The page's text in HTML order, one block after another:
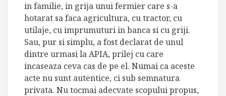
in familie, in grija unui fermier care s-a
hotarat sa faca agricultura, cu tractor, cu
utilaje, cu imprumuturi in banca si cu griji.
Sau, pur si simplu, a fost declarat de unul
dintre urmasi la APIA, prilej cu care
incaseaza ceva cas de pe el. Numai ca aceste
acte nu sunt autentice, ci sub semnatura
privata. Nu tocmai adecvate scopului propus,